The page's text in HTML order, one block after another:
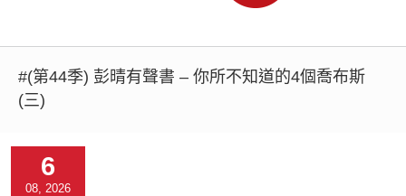
#(第44季) 彭晴有聲書 – 你所不知道的4個喬布斯
(三)
6
08, 2026